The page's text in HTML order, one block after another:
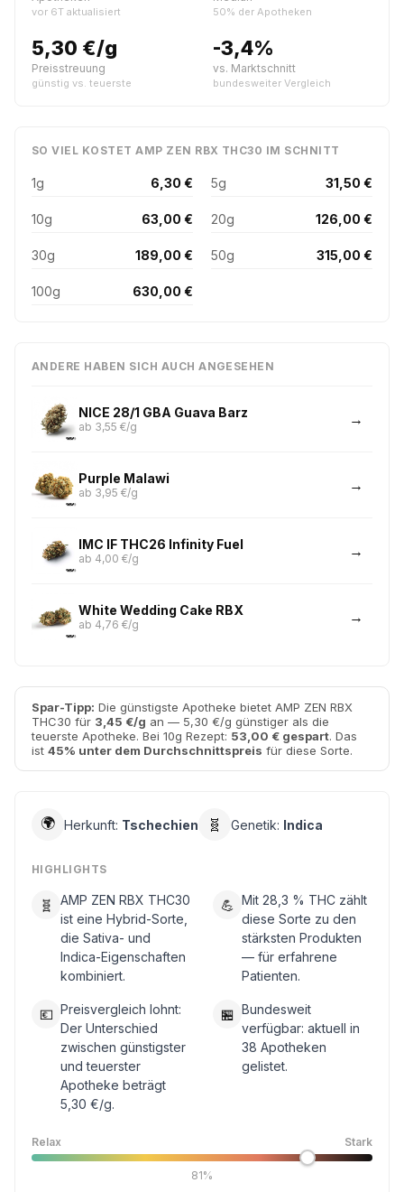
vor 6T aktualisiert 50% der Apotheken
5,30 €/g
Preisstreuung
günstig vs. teuerste
-3,4%
vs. Marktschnitt
bundesweiter Vergleich
SO VIEL KOSTET AMP ZEN RBX THC30 IM SCHNITT
1g 6,30 € 5g 31,50 €
10g 63,00 € 20g 126,00 €
30g 189,00 € 50g 315,00 €
100g 630,00 €
ANDERE HABEN SICH AUCH ANGESEHEN
NICE 28/1 GBA Guava Barz
ab 3,55 €/g
Purple Malawi
ab 3,95 €/g
IMC IF THC26 Infinity Fuel
ab 4,00 €/g
White Wedding Cake RBX
ab 4,76 €/g
Spar-Tipp: Die günstigste Apotheke bietet AMP ZEN RBX
THC30 für 3,45 €/g an — 5,30 €/g günstiger als die
teuerste Apotheke. Bei 10g Rezept: 53,00 € gespart. Das
ist 45% unter dem Durchschnittspreis für diese Sorte.
🌍 Herkunft: Tschechien 🧬 Genetik: Indica
HIGHLIGHTS
🧬
AMP ZEN RBX THC30
ist eine Hybrid-Sorte,
die Sativa- und
Indica-Eigenschaften
kombiniert.
💪 Mit 28,3 % THC zählt
diese Sorte zu den
stärksten Produkten
— für erfahrene
Patienten.
💶 Preisvergleich lohnt:
Der Unterschied
zwischen günstigster
und teuerster
Apotheke beträgt
5,30 €/g.
🏪 Bundesweit
verfügbar: aktuell in
38 Apotheken
gelistet.
Relax Stark
81%